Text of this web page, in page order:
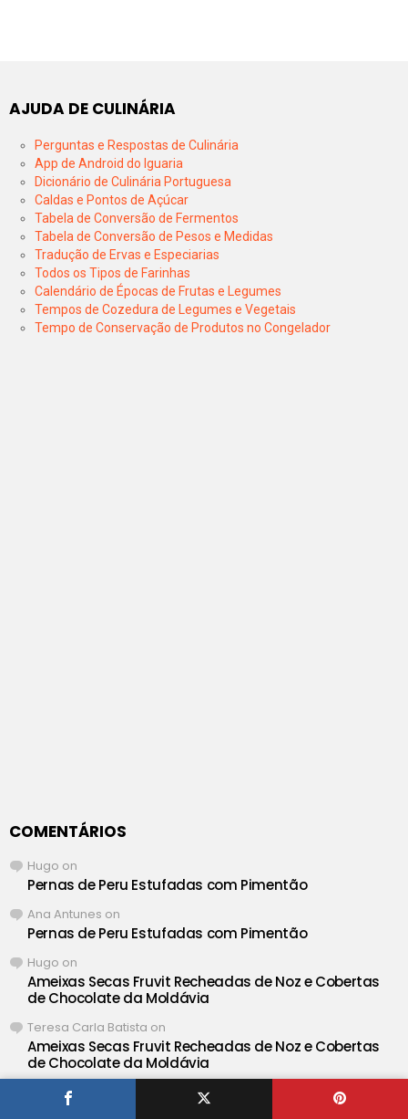
AJUDA DE CULINÁRIA
Perguntas e Respostas de Culinária
App de Android do Iguaria
Dicionário de Culinária Portuguesa
Caldas e Pontos de Açúcar
Tabela de Conversão de Fermentos
Tabela de Conversão de Pesos e Medidas
Tradução de Ervas e Especiarias
Todos os Tipos de Farinhas
Calendário de Épocas de Frutas e Legumes
Tempos de Cozedura de Legumes e Vegetais
Tempo de Conservação de Produtos no Congelador
COMENTÁRIOS
Hugo on
Pernas de Peru Estufadas com Pimentão
Ana Antunes on
Pernas de Peru Estufadas com Pimentão
Hugo on
Ameixas Secas Fruvit Recheadas de Noz e Cobertas
de Chocolate da Moldávia
Teresa Carla Batista on
Ameixas Secas Fruvit Recheadas de Noz e Cobertas
de Chocolate da Moldávia
on
Salada Cremosa de Salmão e Delicias do Mar com